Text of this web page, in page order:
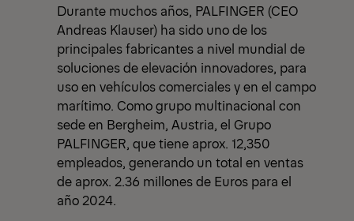
Durante muchos años, PALFINGER (CEO
Andreas Klauser) ha sido uno de los
principales fabricantes a nivel mundial de
soluciones de elevación innovadores, para
uso en vehículos comerciales y en el campo
marítimo. Como grupo multinacional con
sede en Bergheim, Austria, el Grupo
PALFINGER, que tiene aprox. 12,350
empleados, generando un total en ventas
de aprox. 2.36 millones de Euros para el
año 2024.